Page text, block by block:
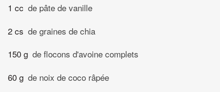
1 cc de pâte de vanille
2 cs de graines de chia
150 g de flocons d'avoine complets
60 g de noix de coco râpée